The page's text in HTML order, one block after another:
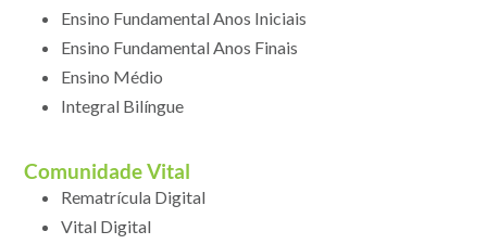
Ensino Fundamental Anos Iniciais
Ensino Fundamental Anos Finais
Ensino Médio
Integral Bilíngue
Comunidade Vital
Rematrícula Digital
Vital Digital